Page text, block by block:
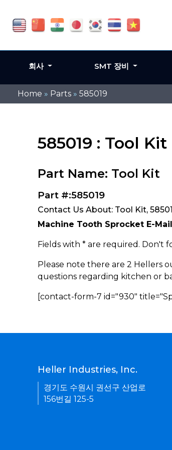
Home » Parts » 585019
585019 : Tool Kit
Part Name: Tool Kit
Part #:585019
Contact Us About: Tool Kit,
Machine Tooth Sprocket E-
Fields with * are required. Don't
Please note there are 2 Hellers
questions regarding kitchen or
[contact-form-7 id="930"
회사 SMT 장비
Heller Industries, Inc.
경기도 수원시 권선구 산업로
156번길 125-5